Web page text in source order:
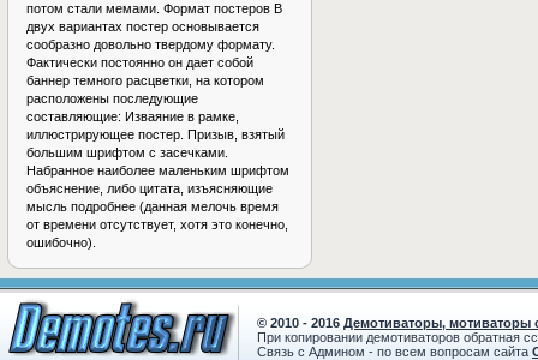
потом стали мемами. Формат постеров В
двух вариантах постер основывается
сообразно довольно твердому формату.
Фактически постоянно он дает собой
баннер темного расцветки, на котором
расположены последующие
составляющие: Изваяние в рамке,
иллюстрирующее постер. Призыв, взятый
большим шрифтом с засечками.
Набранное наиболее маленьким шрифтом
объяснение, либо цитата, изъясняющие
мысль подробнее (данная мелочь время
от времени отсутствует, хотя это конечно,
ошибочно).
© 2010 - 2016 Демотиваторы, мотиваторы
При копировании демотиваторов обратная
Связь с Админом - по всем вопросам сайта